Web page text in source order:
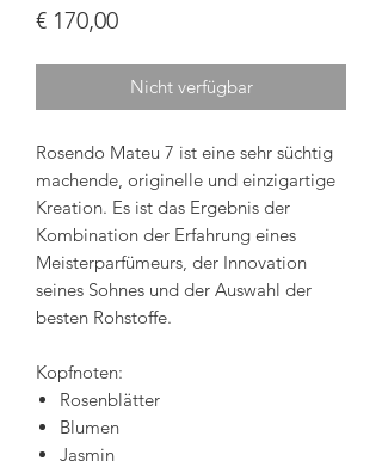
€ 170,00Preis
Nicht verfügbar
Rosendo Mateu 7 ist eine sehr süchtig
machende, originelle und einzigartige
Kreation. Es ist das Ergebnis der
Kombination der Erfahrung eines
Meisterparfümeurs, der Innovation
seines Sohnes und der Auswahl der
besten Rohstoffe.
Kopfnoten:
Rosenblätter
Blumen
Jasmin